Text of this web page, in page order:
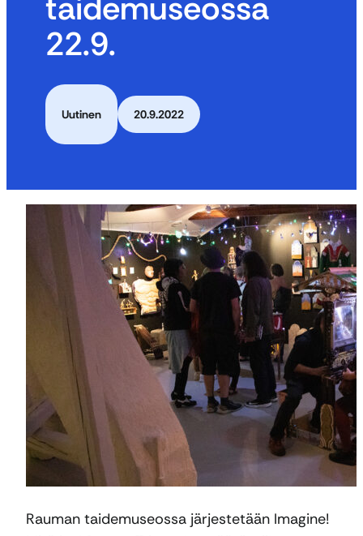
22.9.
Uutinen 20.9.2022
Rauman taidemuseossa järjestetään Imagine!